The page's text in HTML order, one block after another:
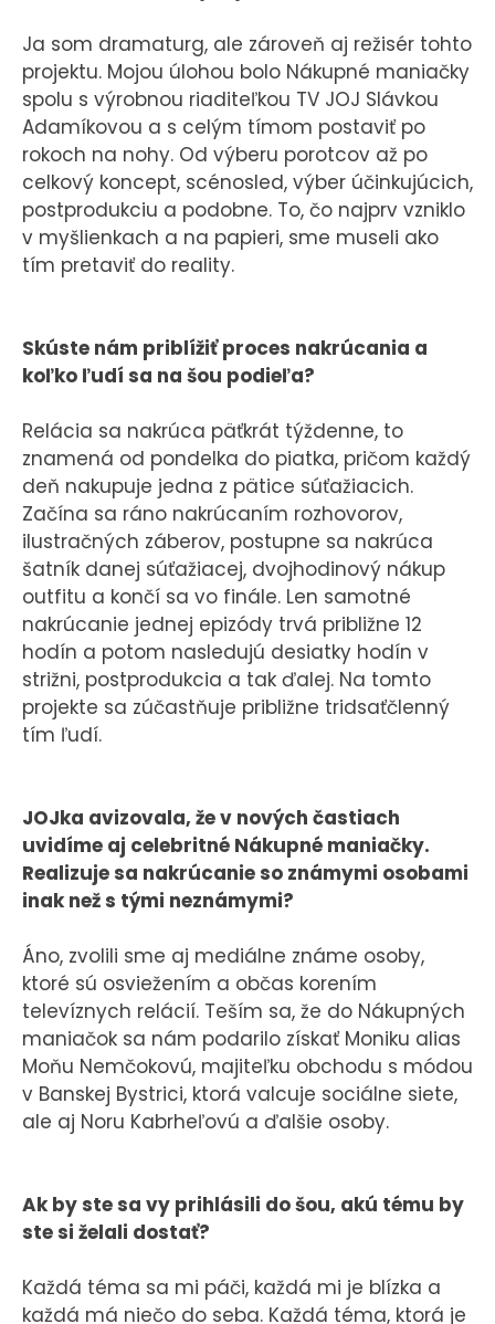
Ja som dramaturg, ale zároveň aj režisér tohto
projektu. Mojou úlohou bolo Nákupné maniačky
spolu s výrobnou riaditeľkou TV JOJ Slávkou
Adamíkovou a s celým tímom postaviť po
rokoch na nohy. Od výberu porotcov až po
celkový koncept, scénosled, výber účinkujúcich,
postprodukciu a podobne. To, čo najprv vzniklo
v myšlienkach a na papieri, sme museli ako
tím pretaviť do reality.
Skúste nám priblížiť proces nakrúcania a
koľko ľudí sa na šou podieľa?
Relácia sa nakrúca päťkrát týždenne, to
znamená od pondelka do piatka, pričom každý
deň nakupuje jedna z pätice súťažiacich.
Začína sa ráno nakrúcaním rozhovorov,
ilustračných záberov, postupne sa nakrúca
šatník danej súťažiacej, dvojhodinový nákup
outfitu a končí sa vo finále. Len samotné
nakrúcanie jednej epizódy trvá približne 12
hodín a potom nasledujú desiatky hodín v
strižni, postprodukcia a tak ďalej. Na tomto
projekte sa zúčastňuje približne tridsaťčlenný
tím ľudí.
JOJka avizovala, že v nových častiach
uvidíme aj celebritné Nákupné maniačky.
Realizuje sa nakrúcanie so známymi osobami
inak než s tými neznámymi?
Áno, zvolili sme aj mediálne známe osoby,
ktoré sú osviežením a občas korením
televíznych relácií. Teším sa, že do Nákupných
maniačok sa nám podarilo získať Moniku alias
Moňu Nemčokovú, majiteľku obchodu s módou
v Banskej Bystrici, ktorá valcuje sociálne siete,
ale aj Noru Kabrheľovú a ďalšie osoby.
Ak by ste sa vy prihlásili do šou, akú tému by
ste si želali dostať?
Každá téma sa mi páči, každá mi je blízka a
každá má niečo do seba. Každá téma, ktorá je